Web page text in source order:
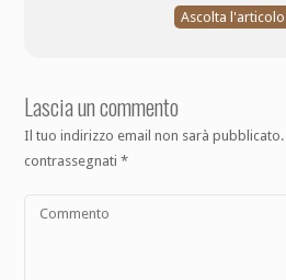
Ascolta l'articolo
Lascia un commento
Il tuo indirizzo email non sarà pubblicato.
contrassegnati*